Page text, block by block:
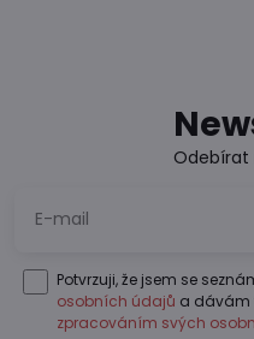
Odebírat
Potvrzuji, že jsem se
osobních údajů a dávám
zpracováním svých